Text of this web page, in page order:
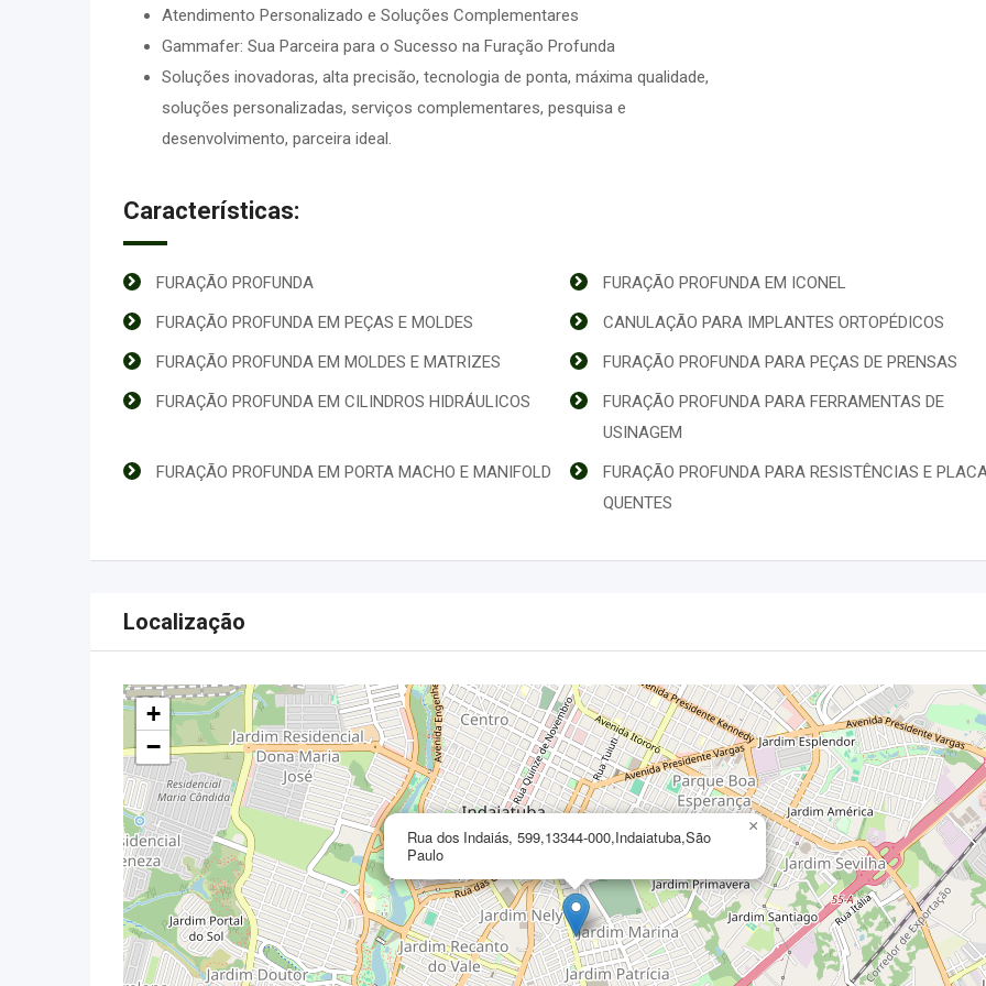
Atendimento Personalizado e Soluções Complementares
Gammafer: Sua Parceira para o Sucesso na Furação Profunda
Soluções inovadoras, alta precisão, tecnologia de ponta, máxima qualidade,
soluções personalizadas, serviços complementares, pesquisa e
desenvolvimento, parceira ideal.
Características:
FURAÇÃO PROFUNDA
FURAÇÃO PROFUNDA EM ICONEL
FURAÇÃO PROFUNDA EM PEÇAS E MOLDES
CANULAÇÃO PARA IMPLANTES ORTOPÉDICOS
FURAÇÃO PROFUNDA EM MOLDES E MATRIZES
FURAÇÃO PROFUNDA PARA PEÇAS DE PRENSAS
FURAÇÃO PROFUNDA EM CILINDROS HIDRÁULICOS
FURAÇÃO PROFUNDA PARA FERRAMENTAS DE
USINAGEM
FURAÇÃO PROFUNDA EM PORTA MACHO E MANIFOLD
FURAÇÃO PROFUNDA PARA RESISTÊNCIAS E
QUENTES
Localização
Rua dos Indaiás, 599,13344-000,Indaiatuba,São
Paulo
×
+
−